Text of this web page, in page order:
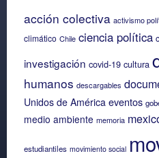
acción colectiva activismo
climático Chile ciencia política
investigación covid-19 cultura
humanos descargables
Unidos de América eventos
medio ambiente memoria
estudiantiles movimiento social